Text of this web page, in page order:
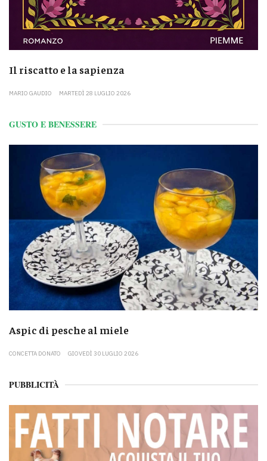
Il riscatto e la sapienza
MARIO GAUDIO MARTEDÌ 28 LUGLIO 2026
GUSTO E BENESSERE
Aspic di pesche al miele
CONCETTA DONATO GIOVEDÌ 30 LUGLIO 2026
PUBBLICITÀ